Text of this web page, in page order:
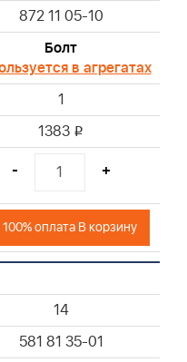
872 11 05-10
Болт
в агрегатах
1
1383 i
- +
оплата В корзину
14
581 81 35-01